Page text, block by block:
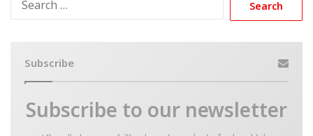
Subscribe
Subscribe to our newsletter